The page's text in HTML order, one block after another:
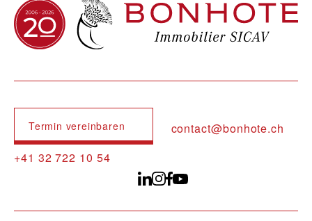
Termin vereinbaren
contact@bonhote.ch
+41 32 722 10 54